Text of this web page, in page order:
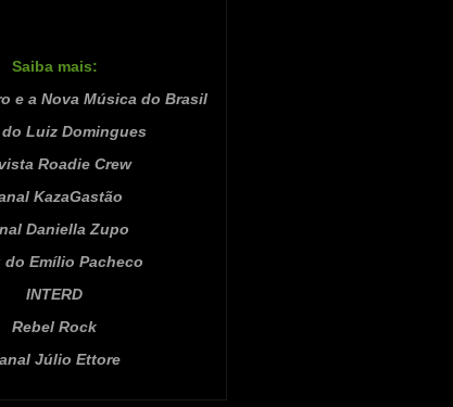
Saiba mais:
e a Nova Música do Brasil
Luiz Domingues
Roadie Crew
KazaGastão
Daniella Zupo
do Emílio Pacheco
INTERD
Rebel Rock
Júlio Ettore